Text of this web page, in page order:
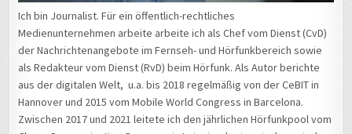
Ich bin Journalist. Für ein öffentlich-rechtliches
Medienunternehmen arbeite arbeite ich als Chef vom Dienst (CvD)
der Nachrichtenangebote im Fernseh- und Hörfunkbereich sowie
als Redakteur vom Dienst (RvD) beim Hörfunk. Als Autor berichte
aus der digitalen Welt, u.a. bis 2018 regelmäßig von der CeBIT in
Hannover und 2015 vom Mobile World Congress in Barcelona.
Zwischen 2017 und 2021 leitete ich den jährlichen Hörfunkpool vom